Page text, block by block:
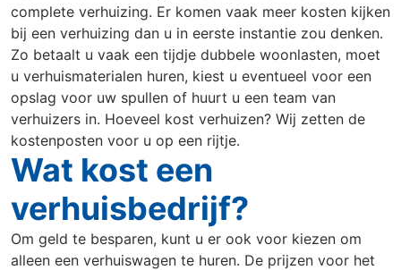
Almere Buiten Almere Centrum
Amerongen Amersfoort
Capelle aan den IJssel Den Haag Rijswijk
Utrecht Veenendaal Wageningen
Zoetermeer
complete verhuizing. Er komen vaak meer kosten kijken
bij een verhuizing dan u in eerste instantie zou denken.
Zo betaalt u vaak een tijdje dubbele woonlasten, moet
u verhuismaterialen huren, kiest u eventueel voor een
opslag voor uw spullen of huurt u een team van
verhuizers in. Hoeveel kost verhuizen? Wij zetten de
kostenposten voor u op een rijtje.
Wat kost een
verhuisbedrijf?
Om geld te besparen, kunt u er ook voor kiezen om
alleen een verhuiswagen te huren. De prijzen voor het